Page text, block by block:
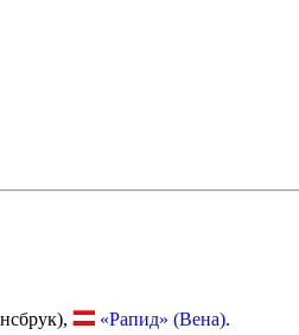
«Рапид» (Вена).